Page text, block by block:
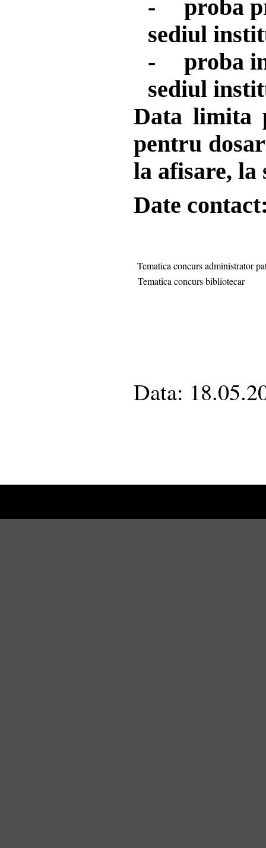
-
proba
sediul
-
proba
sediul
Data limita
pentru
la afisare,
Date
Tematica concurs administrator
Tematica concurs bibliotecar
Data: